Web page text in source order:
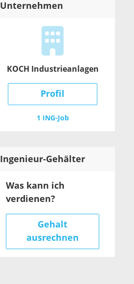
Unternehmen
KOCH Industrieanlagen
Profil
1 ING-Job
Ingenieur-Gehälter
Was kann ich
verdienen?
Gehalt
ausrechnen